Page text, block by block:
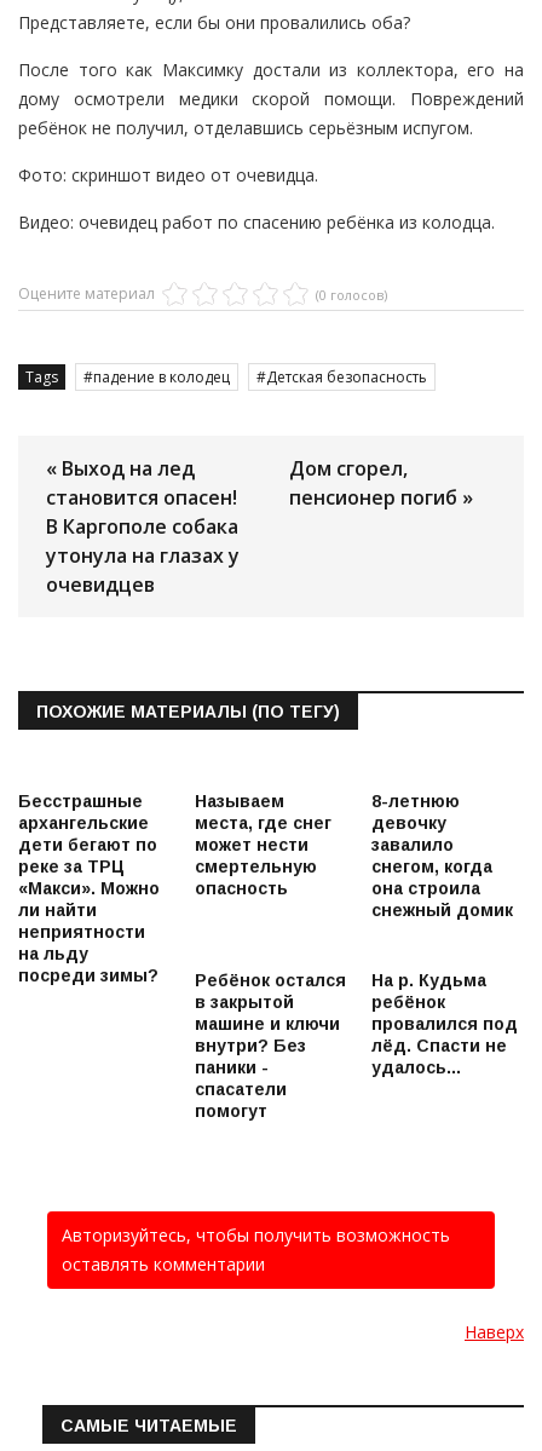
Представляете, если бы они провалились оба?
После того как Максимку достали из коллектора, его на
дому осмотрели медики скорой помощи. Повреждений
ребёнок не получил, отделавшись серьёзным испугом.
Фото: скриншот видео от очевидца.
Видео: очевидец работ по спасению ребёнка из колодца.
Оцените материал (0 голосов)
Tags падение в колодец Детская безопасность
« Выход на лед
становится опасен!
В Каргополе собака
утонула на глазах у
очевидцев
Дом сгорел,
пенсионер погиб »
ПОХОЖИЕ МАТЕРИАЛЫ (ПО ТЕГУ)
Бесстрашные
архангельские
дети бегают по
реке за ТРЦ
«Макси». Можно
ли найти
неприятности
на льду
посреди зимы?
Называем
места, где снег
может нести
смертельную
опасность
8-летнюю
девочку
завалило
снегом, когда
она строила
снежный домик
Ребёнок остался
в закрытой
машине и ключи
внутри? Без
паники -
спасатели
помогут
На р. Кудьма
ребёнок
провалился под
лёд. Спасти не
удалось...
Авторизуйтесь, чтобы получить возможность
оставлять комментарии
Наверх
САМЫЕ ЧИТАЕМЫЕ